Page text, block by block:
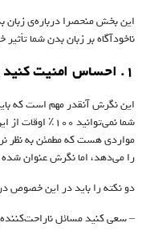
این بخش منحصرا درباره‌ی زبان
ناخودآگاه بر زبان بدن شما
۱. احساس امنیت کنید و از خود اطمینان نشان دهید
این نگرش آنقدر مهم است که
شما نمی‌توانید
مواردی هست که مطمئن به نظر
را می‌دهد، اما نگرش عنوان
دو نکته را باید در این خصوص
– سعی کنید مسائل